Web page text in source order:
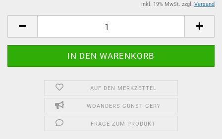
inkl. 19% MwSt. zzgl. Versand
AUF DEN MERKZETTEL
WOANDERS GÜNSTIGER?
FRAGE ZUM PRODUKT